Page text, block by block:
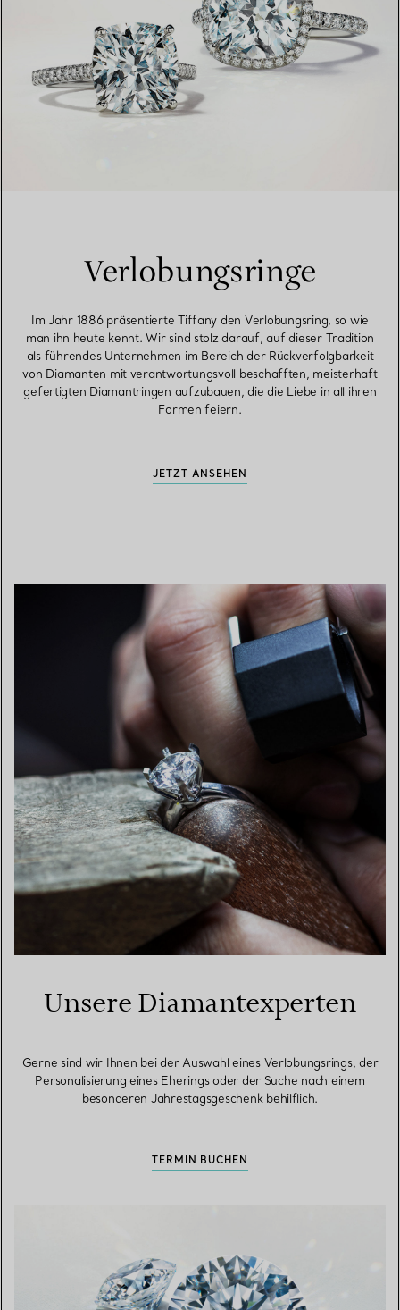
Verlobungsringe
Im Jahr 1886 präsentierte Tiffany den Verlobungsring, so wie
man ihn heute kennt. Wir sind stolz darauf, auf dieser Tradition
als führendes Unternehmen im Bereich der Rückverfolgbarkeit
von Diamanten mit verantwortungsvoll beschafften, meisterhaft
gefertigten Diamantringen aufzubauen, die die Liebe in all ihren
Formen feiern.
JETZT ANSEHEN
Unsere Diamantexperten
Gerne sind wir Ihnen bei der Auswahl eines Verlobungsrings, der
Personalisierung eines Eherings oder der Suche nach einem
besonderen Jahrestagsgeschenk behilflich.
TERMIN BUCHEN